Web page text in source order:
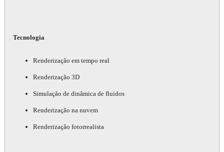
Tecnologia
Renderização em tempo real
Renderização 3D
Simulação de dinâmica de fluidos
Renderização na nuvem
Renderização fotorrealista